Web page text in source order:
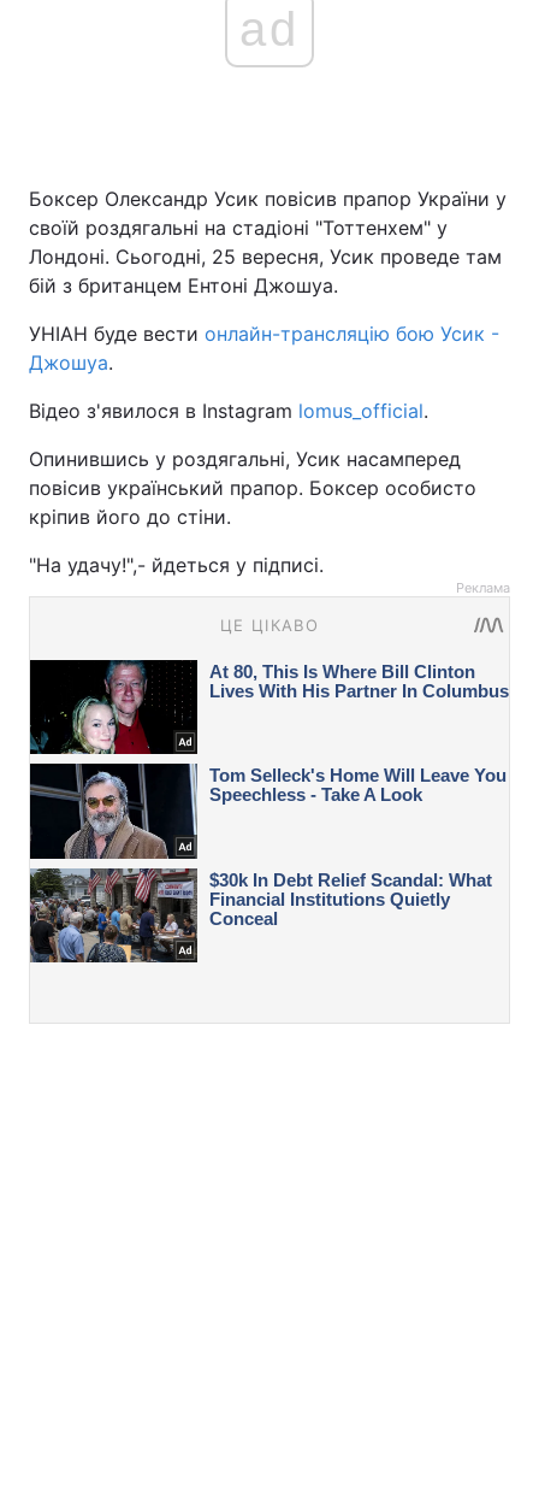
ad
Боксер Олександр Усик повісив прапор України у
своїй роздягальні на стадіоні "Тоттенхем" у
Лондоні. Сьогодні, 25 вересня, Усик проведе там
бій з британцем Ентоні Джошуа.
УНІАН буде вести онлайн-трансляцію бою Усик -
Джошуа.
Відео з'явилося в Instagram lomus_official.
Опинившись у роздягальні, Усик насамперед
повісив український прапор. Боксер особисто
кріпив його до стіни.
"На удачу!",- йдеться у підписі.
Реклама